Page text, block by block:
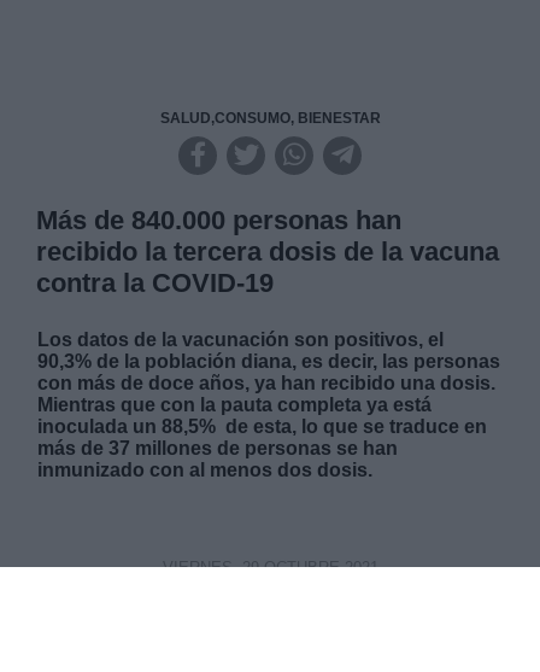
SALUD,CONSUMO, BIENESTAR
Más de 840.000 personas han
recibido la tercera dosis de la vacuna
contra la COVID-19
Los datos de la vacunación son positivos, el
90,3% de la población diana, es decir, las personas
con más de doce años, ya han recibido una dosis.
Mientras que con la pauta completa ya está
inoculada un 88,5% de esta, lo que se traduce en
más de 37 millones de personas se han
inmunizado con al menos dos dosis.
VIERNES, 29 OCTUBRE 2021